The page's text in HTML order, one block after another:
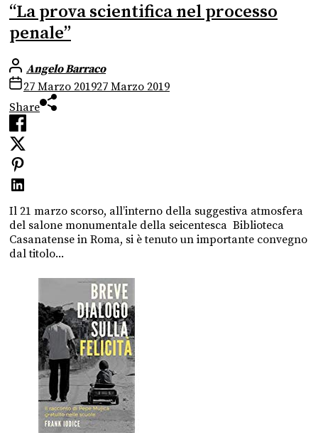
“La prova scientifica nel processo
penale”
Angelo Barraco
27 Marzo 201927 Marzo 2019
Share
Il 21 marzo scorso, all’interno della suggestiva atmosfera
del salone monumentale della seicentesca Biblioteca
Casanatense in Roma, si è tenuto un importante convegno
dal titolo...